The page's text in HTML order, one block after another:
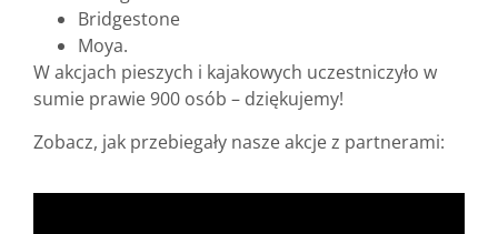
Bridgestone
Moya.
W akcjach pieszych i kajakowych uczestniczyło w
sumie prawie 900 osób – dziękujemy!
Zobacz, jak przebiegały nasze akcje z partnerami: